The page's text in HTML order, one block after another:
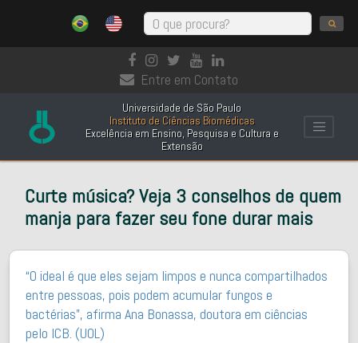
Entre em Contato
Universidade de São Paulo
Instituto de Ciências Biomédicas
Excelência em Ensino, Pesquisa e Cultura e
Extensão
Curte música? Veja 3 conselhos de quem
manja para fazer seu fone durar mais
“O ideal é que eles sejam limpos e nunca compartilhados
entre pessoas, pois podem acumular fungos e
bactérias”, afirma Ana Bonassa, doutora em ciências
pelo ICB. (UOL)